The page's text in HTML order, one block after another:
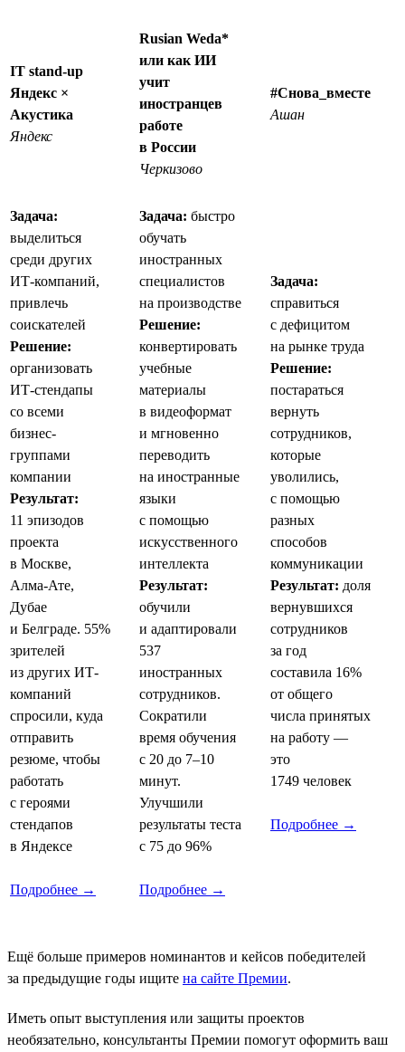
IT stand-up
Яндекс ×
Акустика
Яндекс
Rusian Weda*
или как ИИ
учит
иностранцев
работе
в России
Черкизово
#Снова_вместе
Ашан
Задача:
выделиться
среди других
ИТ-компаний,
привлечь
соискателей
Решение:
организовать
ИТ-стендапы
со всеми
бизнес-
группами
компании
Результат:
11 эпизодов
проекта
в Москве,
Алма-Ате,
Дубае
и Белграде. 55%
зрителей
из других ИТ-
компаний
спросили, куда
отправить
резюме, чтобы
работать
с героями
стендапов
в Яндексе
Подробнее →
Задача: быстро
обучать
иностранных
специалистов
на производстве
Решение:
конвертировать
учебные
материалы
в видеоформат
и мгновенно
переводить
на иностранные
языки
с помощью
искусственного
интеллекта
Результат:
обучили
и адаптировали
537
иностранных
сотрудников.
Сократили
время обучения
с 20 до 7–10
минут.
Улучшили
результаты теста
с 75 до 96%
Подробнее →
Задача:
справиться
с дефицитом
на рынке труда
Решение:
постараться
вернуть
сотрудников,
которые
уволились,
с помощью
разных
способов
коммуникации
Результат: доля
вернувшихся
сотрудников
за год
составила 16%
от общего
числа принятых
на работу —
это
1749 человек
Подробнее →
Ещё больше примеров номинантов и кейсов победителей
за предыдущие годы ищите на сайте Премии.
Иметь опыт выступления или защиты проектов
необязательно, консультанты Премии помогут оформить ваш